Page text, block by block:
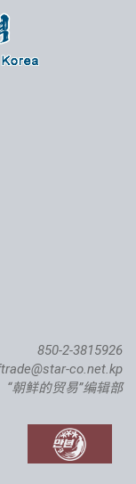
850-2-3815926
co.net.kp
“朝鲜的贸易”编辑部